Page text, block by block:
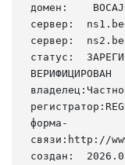
домен:
сервер:
сервер:
статус:
ВЕРИФИЦИРОВАН
форма-
связи:http://
создан: